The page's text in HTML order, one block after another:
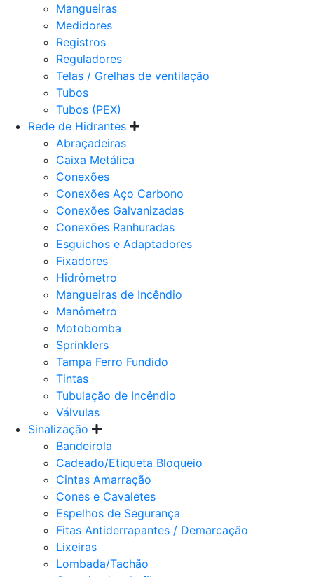
Mangueiras
Medidores
Registros
Reguladores
Telas / Grelhas de ventilação
Tubos
Tubos (PEX)
Rede de Hidrantes
Abraçadeiras
Caixa Metálica
Conexões
Conexões Aço Carbono
Conexões Galvanizadas
Conexões Ranhuradas
Esguichos e Adaptadores
Fixadores
Hidrômetro
Mangueiras de Incêndio
Manômetro
Motobomba
Sprinklers
Tampa Ferro Fundido
Tintas
Tubulação de Incêndio
Válvulas
Sinalização
Bandeirola
Cadeado/Etiqueta Bloqueio
Cintas Amarração
Cones e Cavaletes
Espelhos de Segurança
Fitas Antiderrapantes / Demarcação
Lixeiras
Lombada/Tachão